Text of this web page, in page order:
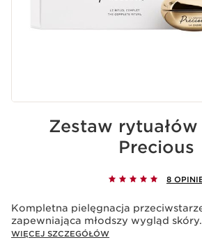
Zestaw
Precious
8
Kompletna pielęgnacja
zapewniająca młodszy wygląd skóry.
WIĘCEJ SZCZEGÓŁÓW